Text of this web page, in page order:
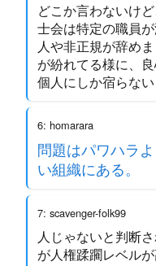
どこか言わないけ
士会は特定の職員
人や非正規が辞め
が紛れてる様に、
個人にしか宿らない
6: homarara
問題はパワハラ
い組織にある。
7: scavenger-folk99
人じゃないと判断
が人権蹂躙レベルが